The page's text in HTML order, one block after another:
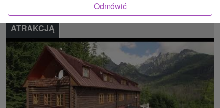
ATRAKCJĄ
Odmówić